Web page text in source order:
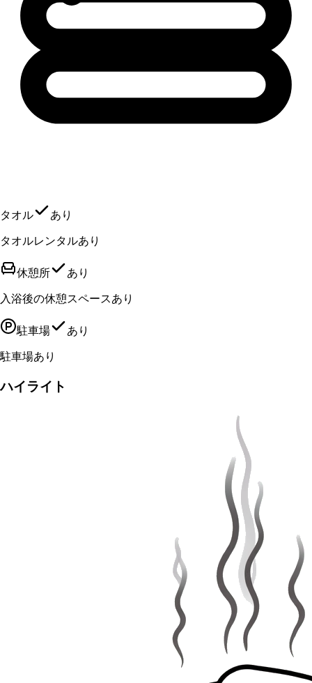
タオル あり
タオルレンタルあり
休憩所 あり
入浴後の休憩スペースあり
駐車場 あり
駐車場あり
ハイライト